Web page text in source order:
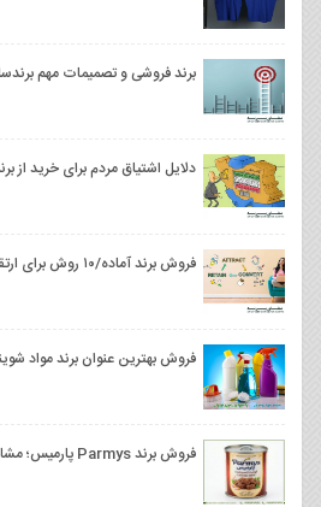
برند فروشی و تصمیمات مهم
دلایل اشتیاق مردم برای خرید از
فروش برند آماده/۱۰ روش برای ارتقای وفاداری و حفظ مشتریان
فروش بهترین عنوان برند مواد
فروش برند Parmys پارمیس؛ مشاوره سرمایه‌گذاری در صنعت غذا